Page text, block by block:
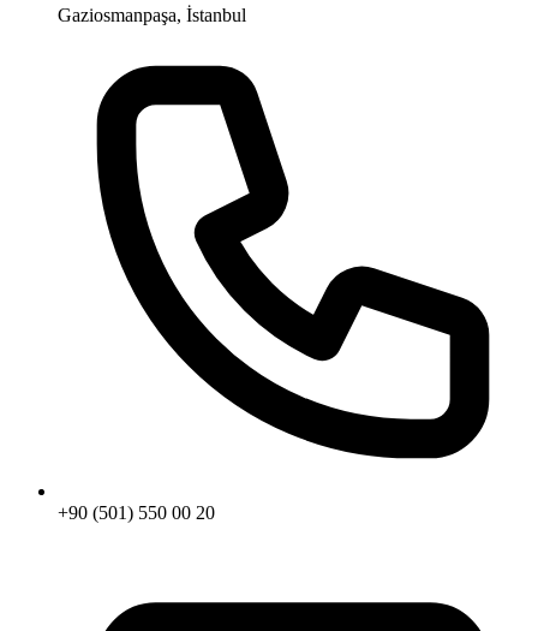
Gaziosmanpaşa, İstanbul
+90 (501) 550 00 20